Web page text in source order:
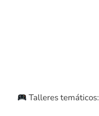
Talleres temáticos: